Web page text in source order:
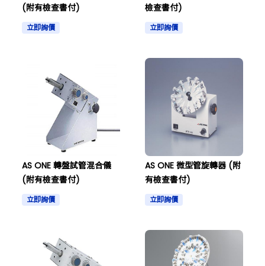
(附有檢查書付)
立即詢價
檢查書付)
立即詢價
AS ONE 轉盤試管混合儀
(附有檢查書付)
立即詢價
AS ONE 微型管旋轉器 (附
有檢查書付)
立即詢價